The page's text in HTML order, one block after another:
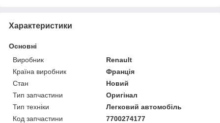
Характеристики
Основні
Виробник
Renault
Країна виробник
Франція
Стан
Новий
Тип запчастини
Оригінал
Тип техніки
Легковий автомобіль
Код запчастини
7700274177